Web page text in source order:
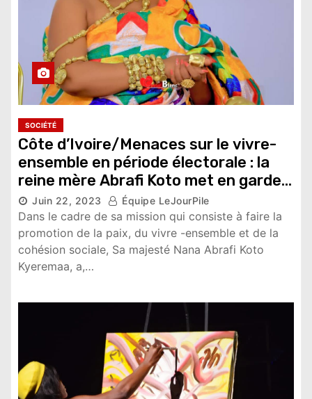
SOCIÉTÉ
Côte d’Ivoire/Menaces sur le vivre-
ensemble en période électorale : la
reine mère Abrafi Koto met en garde
les leaders des communautés
9,946 vues
Juin 22, 2023 Équipe LeJourPile
Dans le cadre de sa mission qui consiste à faire la
promotion de la paix, du vivre -ensemble et de la
cohésion sociale, Sa majesté Nana Abrafi Koto
Kyeremaa, a,…